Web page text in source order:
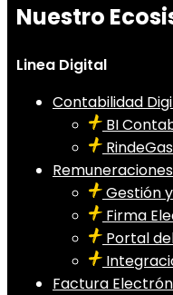
Nuestro
Linea Digital
Contabilidad
BI
Gestión
Firma
Portal
Factura